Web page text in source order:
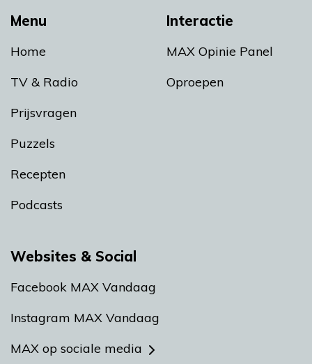
Menu
Home
TV & Radio
Prijsvragen
Puzzels
Recepten
Podcasts
Interactie
MAX Opinie Panel
Oproepen
Websites & Social
Facebook MAX Vandaag
Instagram MAX Vandaag
MAX op sociale media